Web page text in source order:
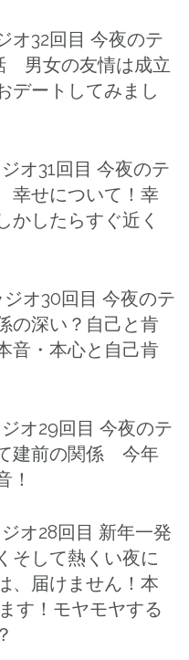
オ32回目 今夜のテ
男女の友情は成立
ートしてみまし
オ31回目 今夜のテ
幸せについて！幸
したらすぐ近く
オ30回目 今夜のテ
の深い？自己と肯
音・本心と自己肯
オ29回目 今夜のテ
建前の関係 今年
！
オ28回目 新年一発
そして熱くい夜に
、届けません！本
す！モヤモヤする